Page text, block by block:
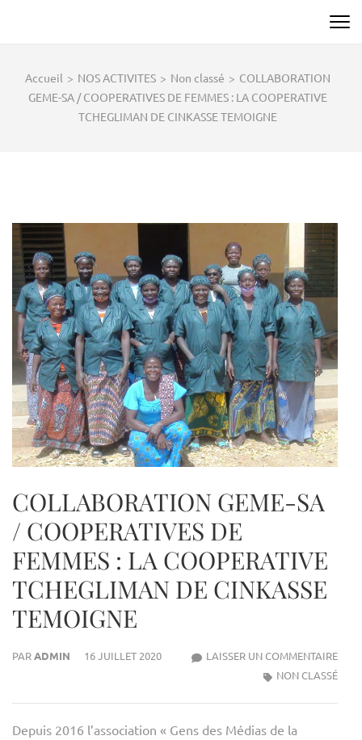
Entrée)
Accueil > NOS ACTIVITES > Non classé > COLLABORATION
GEME-SA / COOPERATIVES DE FEMMES : LA COOPERATIVE
TCHEGLIMAN DE CINKASSE TEMOIGNE
COLLABORATION GEME-SA
/ COOPERATIVES DE
FEMMES : LA COOPERATIVE
TCHEGLIMAN DE CINKASSE
TEMOIGNE
PARADMIN 16 JUILLET 2020 LAISSER UN COMMENTAIRE
NON CLASSÉ
Depuis 2016 l’association « Gens des Médias de la